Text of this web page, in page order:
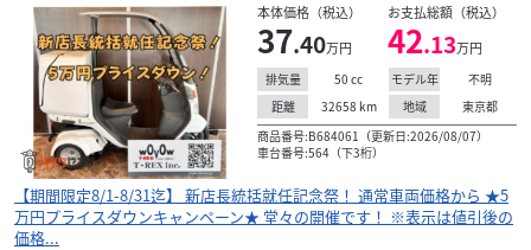
ホンダ T-REX（ティーレックス） 東京 多摩 調布本店 ジャイロ専門
ジャイロキャノピー 【期間限定8/1-8/31迄】新店長統...
本体価格:37.40万円 （税込）
【期間限定8/1-8/31迄】 新店長統括就任記念祭！ 通常車両
価格から ★5万円プライスダウンキャンペーン★ 堂々の開
催です！ ※表示は値引後の価格...
本体価格（税込）
37.40万円
お支払総額（税込）
42.13万円
排気量 50 cc モデル年
不明
距離
32658 km 地域
東京都
商品番号:B684061（更新日:2026/08/07）
車台番号:564（下3桁）
【期間限定8/1-8/31迄】 新店長統括就任記念祭！ 通常車両価格から ★5
万円プライスダウンキャンペーン★ 堂々の開催です！ ※表示は値引後の
価格...